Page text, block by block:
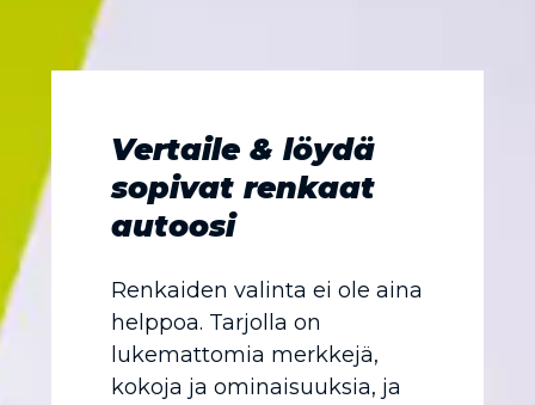
Vertaile & löydä
sopivat renkaat
autoosi
Renkaiden valinta ei ole aina
helppoa. Tarjolla on
lukemattomia merkkejä,
kokoja ja ominaisuuksia, ja